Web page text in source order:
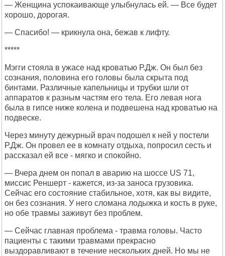
— Женщина успокаивающе улыбнулась ей. — Все будет
хорошо, дорогая.
— Спасибо! — крикнула она, бежав к лифту.
*****
Мэгги стояла в ужасе над кроватью Р.Дж. Он был без
сознания, половина его головы была скрыта под
бинтами. Различные капельницы и трубки шли от
аппаратов к разным частям его тела. Его левая нога
была в гипсе ниже колена и подвешена над кроватью на
подвеске.
Через минуту дежурный врач подошел к ней у постели
Р.Дж. Он провел ее в комнату отдыха, попросил сесть и
рассказал ей все - мягко и спокойно.
— Вчера днем он попал в аварию на шоссе US 71,
миссис Реншерт - кажется, из-за заноса грузовика.
Сейчас его состояние стабильное, хотя, как вы видите,
он без сознания. У него сломана лодыжка и кость в руке,
но обе травмы заживут без проблем.
— Сейчас главная проблема - травма головы. Часто
пациенты с такими травмами прекрасно
выздоравливают в течение нескольких дней. Но мы не